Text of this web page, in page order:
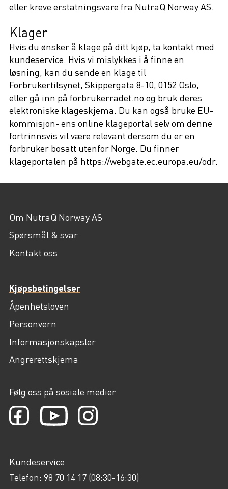
eller kreve erstatningsvare fra NutraQ Norway AS.
Klager
Hvis du ønsker å klage på ditt kjøp, ta kontakt med
kundeservice. Hvis vi mislykkes i å finne en
løsning, kan du sende en klage til
Forbrukertilsynet, Skippergata 8-10, 0152 Oslo,
eller gå inn på forbrukerradet.no og bruk deres
elektroniske klageskjema. Du kan også bruke EU-
kommisjon- ens online klageportal selv om denne
fortrinnsvis vil være relevant dersom du er en
forbruker bosatt utenfor Norge. Du finner
klageportalen på https://webgate.ec.europa.eu/odr.
Om NutraQ Norway AS
Spørsmål & svar
Kontakt oss
Kjøpsbetingelser
Åpenhetsloven
Personvern
Informasjonskapsler
Angrerettskjema
Følg oss på sosiale medier
Kundeservice
Telefon: 98 70 14 17 (08:30-16:30)